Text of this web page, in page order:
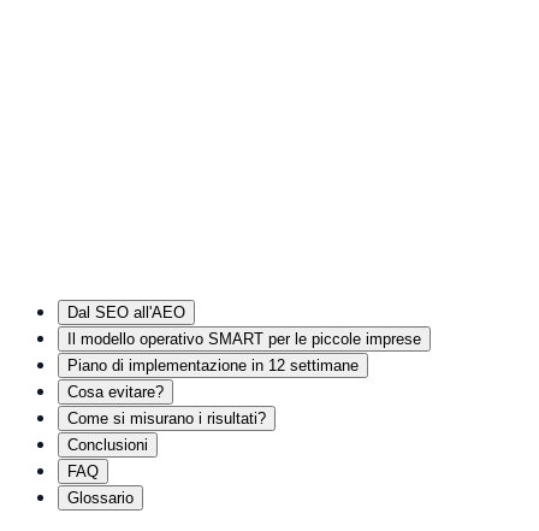
Dal SEO all'AEO
Il modello operativo SMART per le piccole imprese
Piano di implementazione in 12 settimane
Cosa evitare?
Come si misurano i risultati?
Conclusioni
FAQ
Glossario